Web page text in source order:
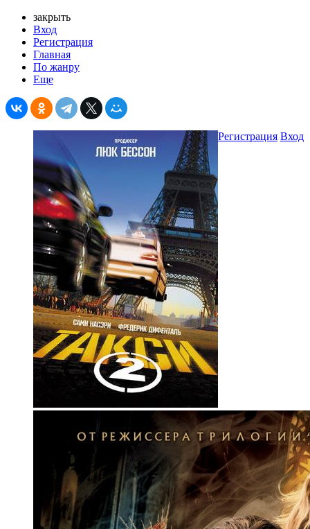
закрыть
Вход
Регистрация
Главная
По жанру
Еще
Регистрация Вход